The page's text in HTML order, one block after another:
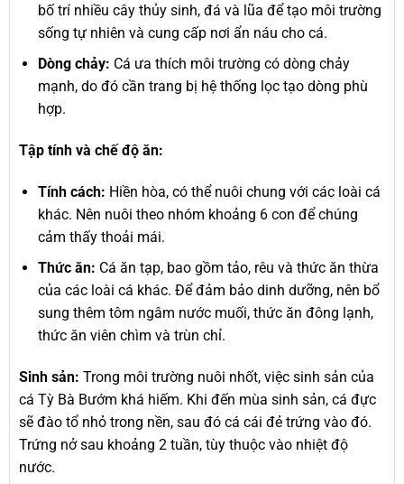
bố trí nhiều cây thủy sinh, đá và lũa để tạo môi trường
sống tự nhiên và cung cấp nơi ẩn náu cho cá.
Dòng chảy: Cá ưa thích môi trường có dòng chảy
mạnh, do đó cần trang bị hệ thống lọc tạo dòng phù
hợp.
Tập tính và chế độ ăn:
Tính cách: Hiền hòa, có thể nuôi chung với các loài cá
khác. Nên nuôi theo nhóm khoảng 6 con để chúng
cảm thấy thoải mái.
Thức ăn: Cá ăn tạp, bao gồm tảo, rêu và thức ăn thừa
của các loài cá khác. Để đảm bảo dinh dưỡng, nên bổ
sung thêm tôm ngâm nước muối, thức ăn đông lạnh,
thức ăn viên chìm và trùn chỉ.
Sinh sản: Trong môi trường nuôi nhốt, việc sinh sản của
cá Tỳ Bà Bướm khá hiếm. Khi đến mùa sinh sản, cá đực
sẽ đào tổ nhỏ trong nền, sau đó cá cái đẻ trứng vào đó.
Trứng nở sau khoảng 2 tuần, tùy thuộc vào nhiệt độ
nước.